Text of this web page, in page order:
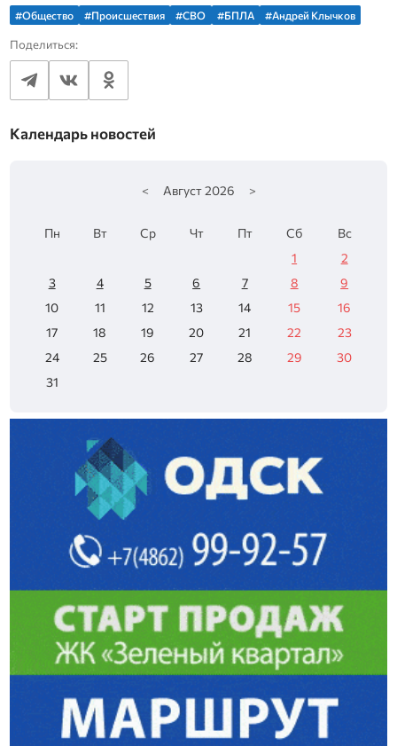
#Общество #Происшествия #СВО #БПЛА #Андрей Клычков
Поделиться:
Календарь новостей
< Август 2026 >
Пн Вт Ср Чт Пт Сб
Вс
1
2
3
4 5 6 7 8
9
10
11 12 13 14 15
16
17
18 19 20 21 22
23
24
25 26 27 28 29
30
31